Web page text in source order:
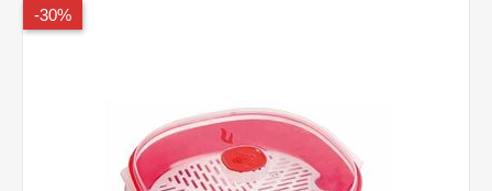
30%-